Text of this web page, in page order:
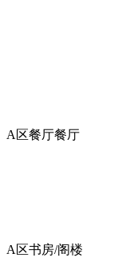
A区餐厅餐厅
A区书房/阁楼